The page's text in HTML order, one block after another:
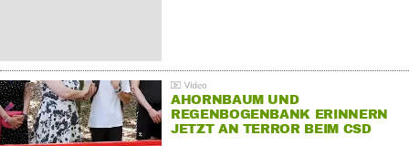
AHORNBAUM UND
REGENBOGENBANK ERINNERN
JETZT AN TERROR BEIM CSD